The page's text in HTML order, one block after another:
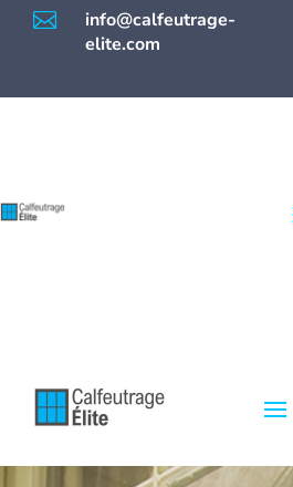

info@calfeutrage-
elite.com